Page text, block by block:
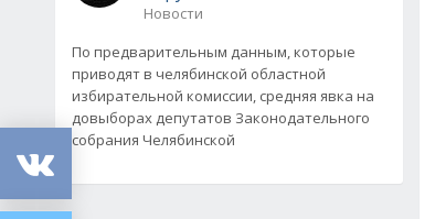
Новости
По предварительным данным, которые
приводят в челябинской областной
избирательной комиссии, средняя явка на
довыборах депутатов Законодательного
собрания Челябинской